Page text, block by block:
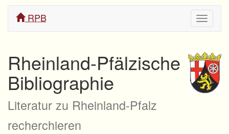
ein/
RPB
Rheinland-Pfälzische
Bibliographie
Literatur zu Rheinland-Pfalz
recherchieren